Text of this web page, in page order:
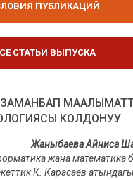
ПУБЛИКАЦИЙ
СТАТЬИ ВЫПУСКА
КОЛДОНУУ
Жаныбаева Айниса
жана математика
К. Карасаев